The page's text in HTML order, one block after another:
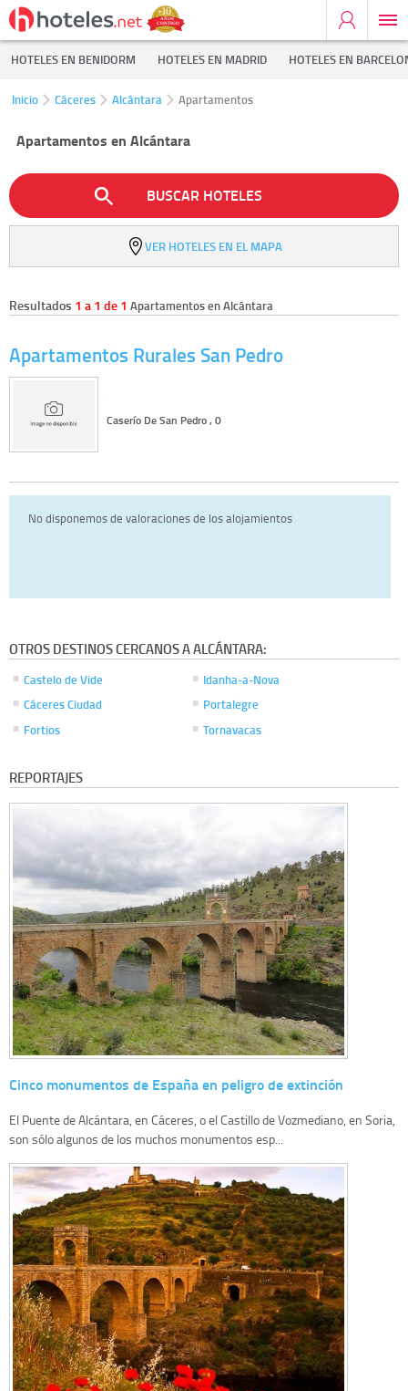
HOTELES EN BENIDORM HOTELES EN MADRID HOTELES EN
Inicio Cáceres Alcántara Apartamentos
Apartamentos en Alcántara
BUSCAR HOTELES
VER HOTELES EN EL MAPA
Resultados 1 a 1 de 1 Apartamentos en Alcántara
Apartamentos Rurales San Pedro
Caserío De San Pedro , 0
No disponemos de valoraciones de los alojamientos
OTROS DESTINOS CERCANOS A ALCÁNTARA:
Castelo de Vide
Cáceres Ciudad
Fortios
Idanha-a-Nova
Portalegre
Tornavacas
REPORTAJES
Cinco monumentos de España en peligro de extinción
El Puente de Alcántara, en Cáceres, o el Castillo de Vozmediano, en Soria,
son sólo algunos de los muchos monumentos esp...